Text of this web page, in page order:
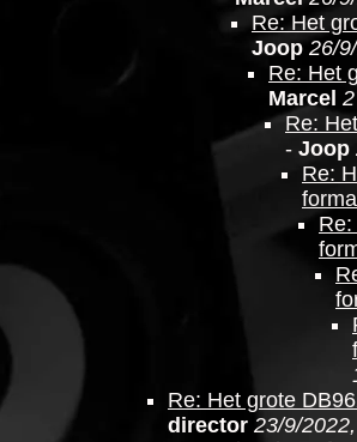
Re: Het
Joop 26/
Re: Het
Marcel
Re:
- Joop
Re:
Re: Het grote
director 23/9/